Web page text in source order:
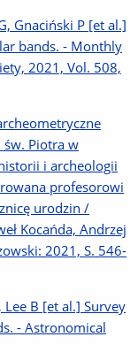
Gnaciński P [et al.]
bands. - Monthly
2021, Vol. 508,
św. Piotra w
i archeologii
profesorowi
urodzin /
Kocańda, Andrzej
2021, S. 546-
B [et al.] Survey
- Astronomical